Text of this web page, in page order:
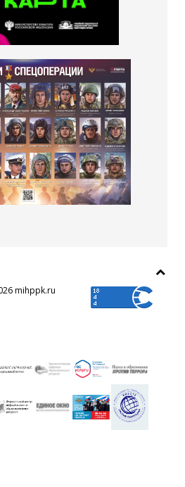
mihppk.ru